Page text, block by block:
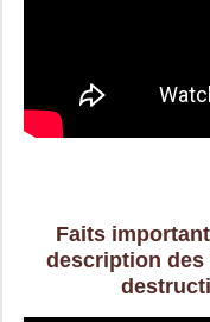
Faits
description des